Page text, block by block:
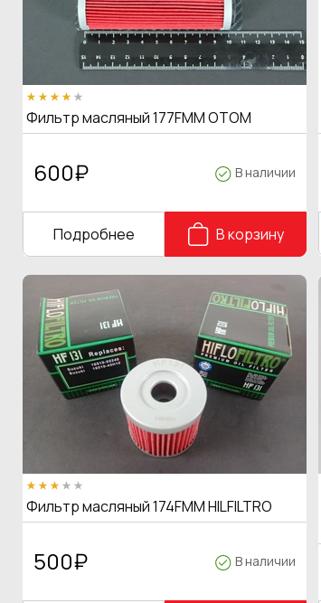
Фильтр масляный 177FMM OTOM
600₽ В наличии
Подробнее В корзину
Фильтр масляный 174FMM HILFILTRO
500₽ В наличии